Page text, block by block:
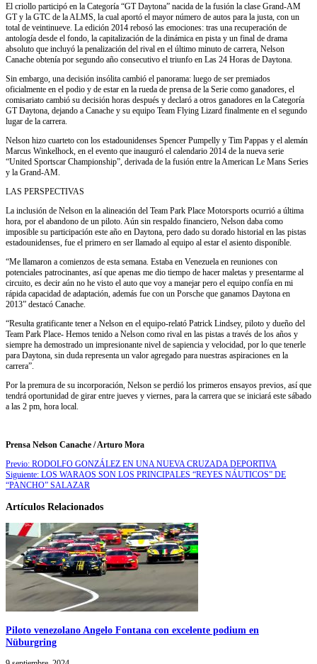
El criollo participó en la Categoría “GT Daytona” nacida de la fusión la clase Grand-AM
GT y la GTC de la ALMS, la cual aportó el mayor número de autos para la justa, con un
total de veintinueve. La edición 2014 rebosó las emociones: tras una recuperación de
antología desde el fondo, la capitalización de la dinámica en pista y un final de drama
absoluto que incluyó la penalización del rival en el último minuto de carrera, Nelson
Canache obtenía por segundo año consecutivo el triunfo en Las 24 Horas de Daytona.
Sin embargo, una decisión insólita cambió el panorama: luego de ser premiados
oficialmente en el podio y de estar en la rueda de prensa de la Serie como ganadores, el
comisariato cambió su decisión horas después y declaró a otros ganadores en la Categoría
GT Daytona, dejando a Canache y su equipo Team Flying Lizard finalmente en el segundo
lugar de la carrera.
Nelson hizo cuarteto con los estadounidenses Spencer Pumpelly y Tim Pappas y el alemán
Marcus Winkelhock, en el evento que inauguró el calendario 2014 de la nueva serie
“United Sportscar Championship”, derivada de la fusión entre la American Le Mans Series
y la Grand-AM.
LAS PERSPECTIVAS
La inclusión de Nelson en la alineación del Team Park Place Motorsports ocurrió a última
hora, por el abandono de un piloto. Aún sin respaldo financiero, Nelson daba como
imposible su participación este año en Daytona, pero dado su dorado historial en las pistas
estadounidenses, fue el primero en ser llamado al equipo al estar el asiento disponible.
“Me llamaron a comienzos de esta semana. Estaba en Venezuela en reuniones con
potenciales patrocinantes, así que apenas me dio tiempo de hacer maletas y presentarme al
circuito, es decir aún no he visto el auto que voy a manejar pero el equipo confía en mi
rápida capacidad de adaptación, además fue con un Porsche que ganamos Daytona en
2013” destacó Canache.
“Resulta gratificante tener a Nelson en el equipo-relató Patrick Lindsey, piloto y dueño del
Team Park Place- Hemos tenido a Nelson como rival en las pistas a través de los años y
siempre ha demostrado un impresionante nivel de sapiencia y velocidad, por lo que tenerle
para Daytona, sin duda representa un valor agregado para nuestras aspiraciones en la
carrera”.
Por la premura de su incorporación, Nelson se perdió los primeros ensayos previos, así que
tendrá oportunidad de girar entre jueves y viernes, para la carrera que se iniciará este sábado
a las 2 pm, hora local.
Prensa Nelson Canache / Arturo Mora
Previo: RODOLFO GONZÁLEZ EN UNA NUEVA CRUZADA DEPORTIVA
Siguiente: LOS WARAOS SON LOS PRINCIPALES “REYES NÁUTICOS” DE
“PANCHO” SALAZAR
Artículos Relacionados
Piloto venezolano Angelo Fontana con excelente podium en
Nüburgring